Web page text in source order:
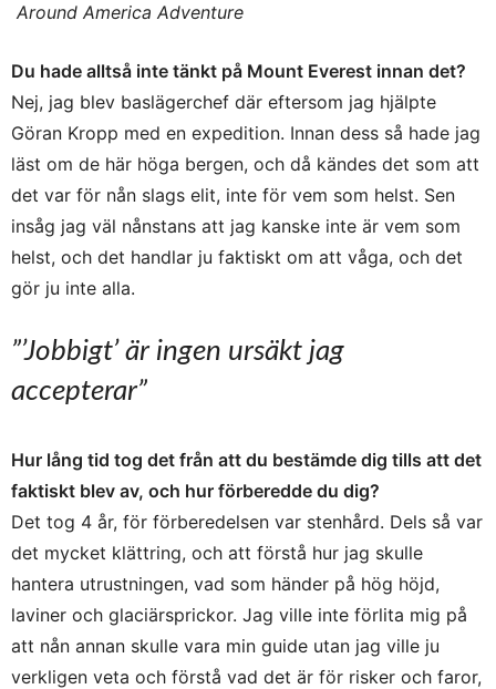
Around America Adventure
Du hade alltså inte tänkt på Mount Everest innan det?
Nej, jag blev baslägerchef där eftersom jag hjälpte
Göran Kropp med en expedition. Innan dess så hade jag
läst om de här höga bergen, och då kändes det som att
det var för nån slags elit, inte för vem som helst. Sen
insåg jag väl nånstans att jag kanske inte är vem som
helst, och det handlar ju faktiskt om att våga, och det
gör ju inte alla.
”’Jobbigt’ är ingen ursäkt jag
accepterar”
Hur lång tid tog det från att du bestämde dig tills att det
faktiskt blev av, och hur förberedde du dig?
Det tog 4 år, för förberedelsen var stenhård. Dels så var
det mycket klättring, och att förstå hur jag skulle
hantera utrustningen, vad som händer på hög höjd,
laviner och glaciärsprickor. Jag ville inte förlita mig på
att nån annan skulle vara min guide utan jag ville ju
verkligen veta och förstå vad det är för risker och faror,